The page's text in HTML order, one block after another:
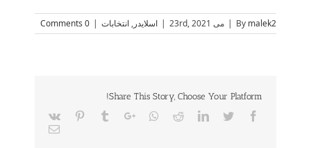
By malek2 می 23rd, 2021 اسلایدر,انتخابات 0 Comments
Share This Story, Choose Your Platform!
Facebook
Twitter
LinkedIn
Reddit
Whatsapp
Google+
Tumblr
Pinterest
Vk
Email